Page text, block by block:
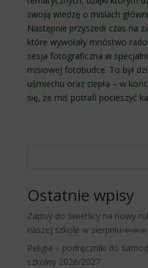
swoją wiedzę o misiach
Następnie przyszedł czas na
które wywołały mnóstwo
sesja fotograficzna w
misiowej fotobudce. To był
uśmiechu oraz ciepła – w
się, że miś potrafi pocieszyć
Ostatnie wpisy
Zapisy do świetlicy na nowy
naszej szkole w sierpniu📣📣📣
Religia – podręczniki do
szkolny 2026/2027